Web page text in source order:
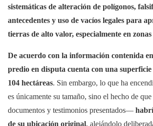
sistemáticas de alteración de polígonos,
antecedentes y uso de vacíos legales para
tierras de alto valor, especialmente en zonas
De acuerdo con la información contenida
predio en disputa cuenta con una superficie
104 hectáreas. Sin embargo, lo que ha
es únicamente su tamaño, sino el hecho de
documentos y testimonios presentados—
de su ubicación original, alejándolo